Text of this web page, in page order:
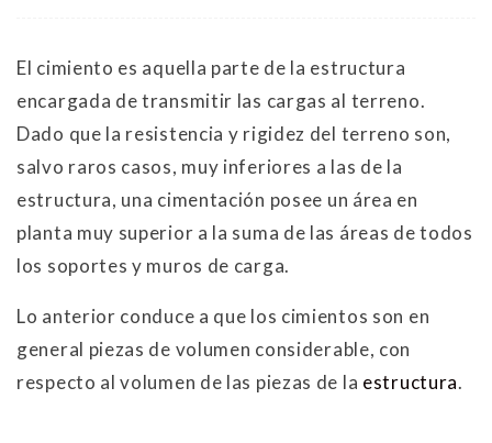
El cimiento es aquella parte de la estructura
encargada de transmitir las cargas al terreno.
Dado que la resistencia y rigidez del terreno son,
salvo raros casos, muy inferiores a las de la
estructura, una cimentación posee un área en
planta muy superior a la suma de las áreas de todos
los soportes y muros de carga.
Lo anterior conduce a que los cimientos son en
general piezas de volumen considerable, con
respecto al volumen de las piezas de la estructura.